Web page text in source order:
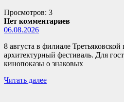
Просмотров: 3
Нет комментариев
06.08.2026
8 августа в филиале Третьяковской
архитектурный фестиваль. Для
кинопоказы о знаковых
Читать далее